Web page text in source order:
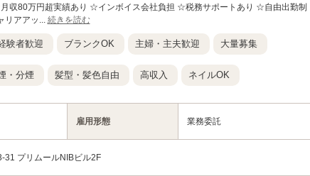
収80万円超実績あり ☆インボイス会社負担 ☆税務サポートあり ☆自由出勤制
リアアッ... 続きを読む
験者歓迎 ブランクOK 主婦・主夫歓迎 大量募集
・分煙 髪型・髪色自由 高収入 ネイルOK
雇用形態 業務委託
31 プリムールNIBビル2F